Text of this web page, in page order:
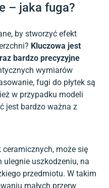
– jaka fuga?
by stworzyć efekt
Kluczowa jest
bardzo precyzyjne
wymiarów
fugi do płytek są
w przypadku modeli
jest bardzo ważna z
ceramicznych, może się
ulegnie uszkodzeniu, na
przedmiotu. W takim
małych przerw